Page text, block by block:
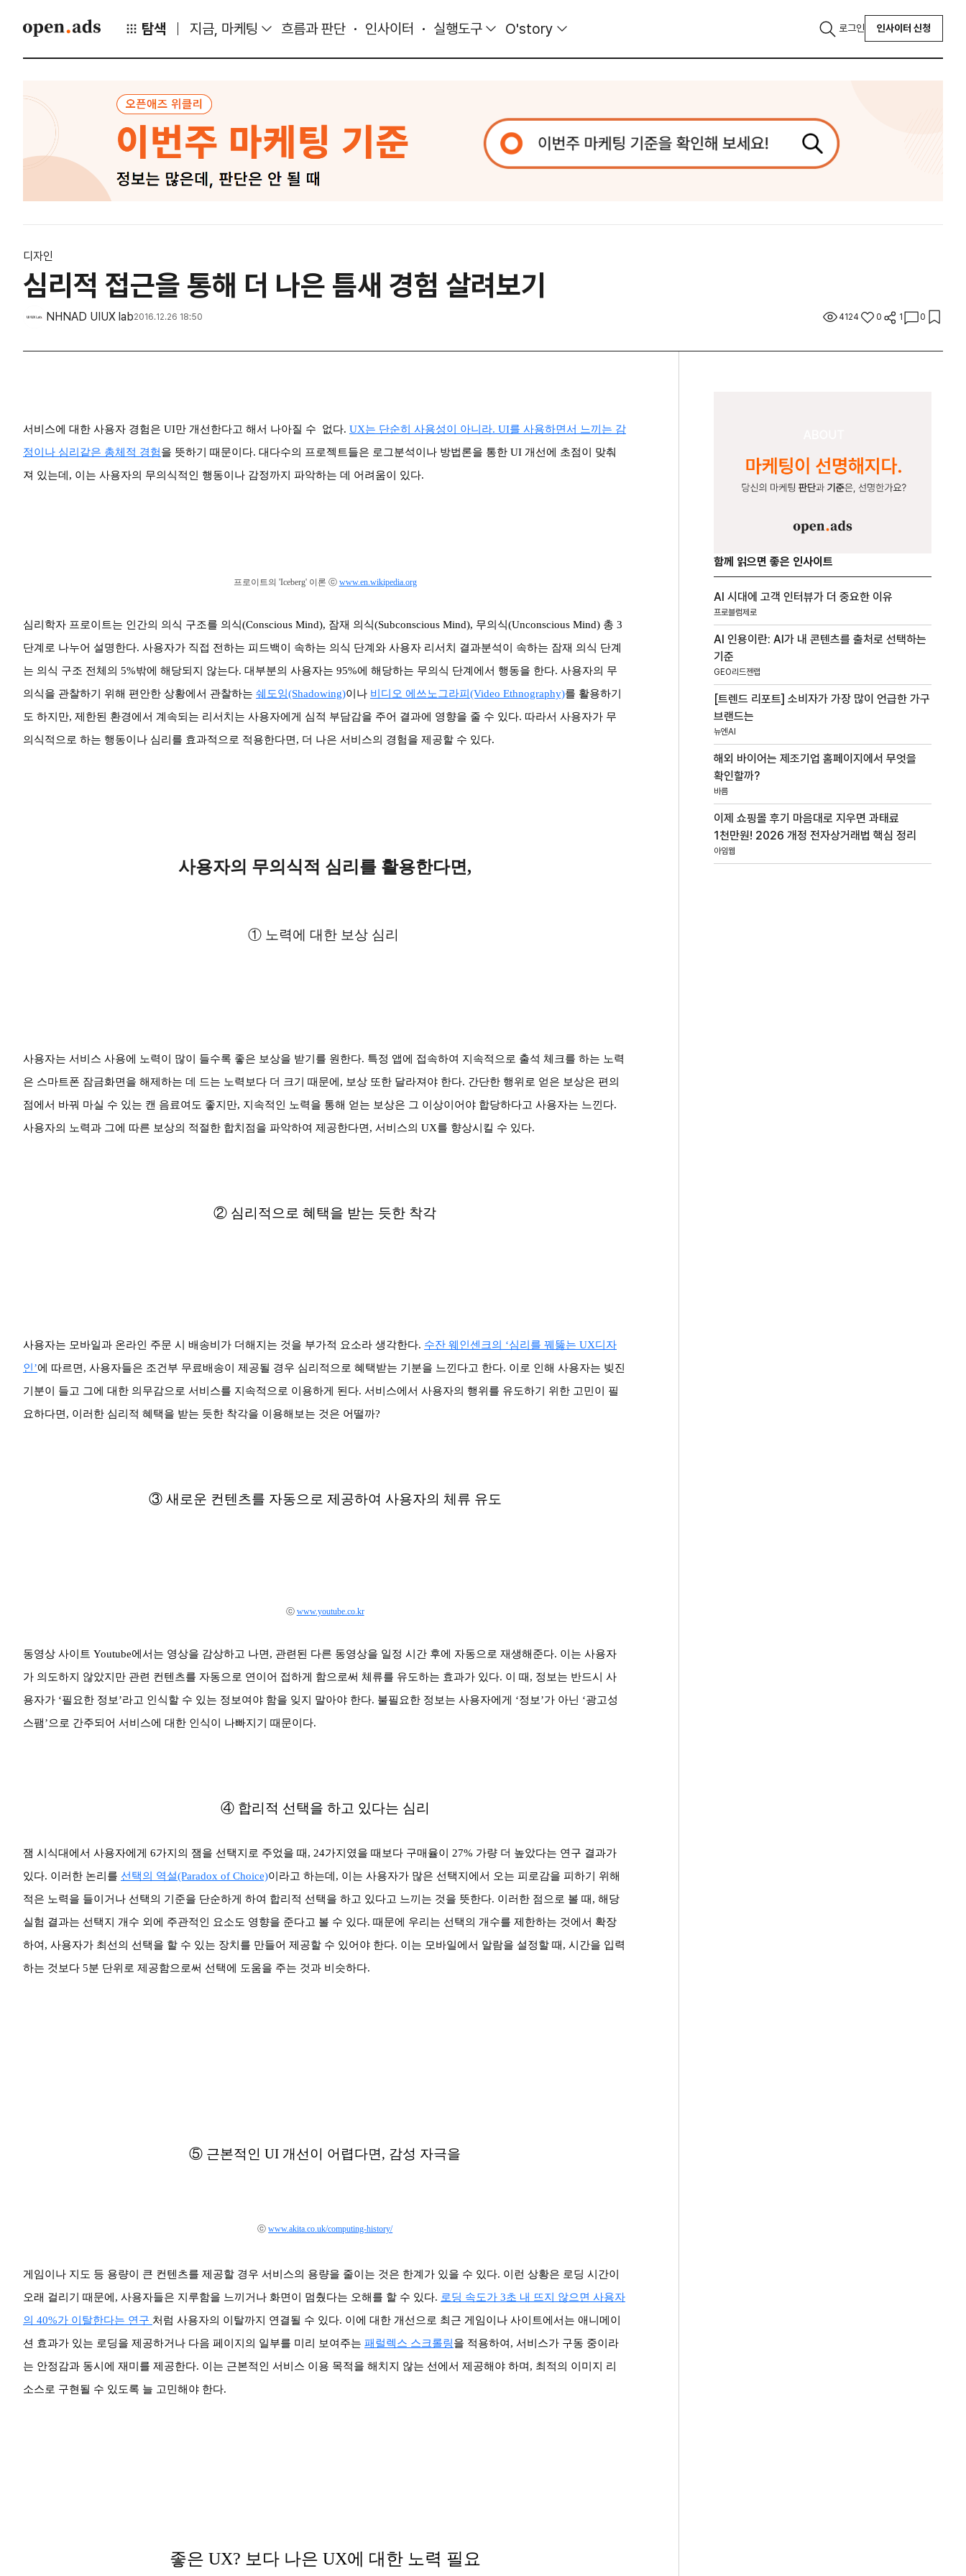
탐색 지금, 마케팅 흐름과 판단 인사이터 실행도구 O'story 로그인 인사이터 신청
디자인
심리적 접근을 통해 더 나은 틈새 경험 살려보기
NHNAD UIUX lab2016.12.26 18:50 4124 0 1 0
서비스에 대한 사용자 경험은 UI만 개선한다고 해서 나아질 수 없다. UX는 단순히 사용성이 아니라. UI를 사용하면서 느끼는 감
정이나 심리같은 총체적 경험을 뜻하기 때문이다. 대다수의 프로젝트들은 로그분석이나 방법론을 통한 UI 개선에 초점이 맞춰
져 있는데, 이는 사용자의 무의식적인 행동이나 감정까지 파악하는 데 어려움이 있다.
프로이트의 'Iceberg' 이론 ⓒ www.en.wikipedia.org
심리학자 프로이트는 인간의 의식 구조를 의식(Conscious Mind), 잠재 의식(Subconscious Mind), 무의식(Unconscious Mind) 총 3
단계로 나누어 설명한다. 사용자가 직접 전하는 피드백이 속하는 의식 단계와 사용자 리서치 결과분석이 속하는 잠재 의식 단계
는 의식 구조 전체의 5%밖에 해당되지 않는다. 대부분의 사용자는 95%에 해당하는 무의식 단계에서 행동을 한다. 사용자의 무
의식을 관찰하기 위해 편안한 상황에서 관찰하는 쉐도잉(Shadowing)이나 비디오 에쓰노그라피(Video Ethnography)를 활용하기
도 하지만, 제한된 환경에서 계속되는 리서치는 사용자에게 심적 부담감을 주어 결과에 영향을 줄 수 있다. 따라서 사용자가 무
의식적으로 하는 행동이나 심리를 효과적으로 적용한다면, 더 나은 서비스의 경험을 제공할 수 있다.
사용자의 무의식적 심리를 활용한다면,
① 노력에 대한 보상 심리
사용자는 서비스 사용에 노력이 많이 들수록 좋은 보상을 받기를 원한다. 특정 앱에 접속하여 지속적으로 출석 체크를 하는 노력
은 스마트폰 잠금화면을 해제하는 데 드는 노력보다 더 크기 때문에, 보상 또한 달라져야 한다. 간단한 행위로 얻은 보상은 편의
점에서 바꿔 마실 수 있는 캔 음료여도 좋지만, 지속적인 노력을 통해 얻는 보상은 그 이상이어야 합당하다고 사용자는 느낀다.
사용자의 노력과 그에 따른 보상의 적절한 합치점을 파악하여 제공한다면, 서비스의 UX를 향상시킬 수 있다.
② 심리적으로 혜택을 받는 듯한 착각
사용자는 모바일과 온라인 주문 시 배송비가 더해지는 것을 부가적 요소라 생각한다. 수잔 웨인센크의 ‘심리를 꿰뚫는 UX디자
인’에 따르면, 사용자들은 조건부 무료배송이 제공될 경우 심리적으로 혜택받는 기분을 느낀다고 한다. 이로 인해 사용자는 빚진
기분이 들고 그에 대한 의무감으로 서비스를 지속적으로 이용하게 된다. 서비스에서 사용자의 행위를 유도하기 위한 고민이 필
요하다면, 이러한 심리적 혜택을 받는 듯한 착각을 이용해보는 것은 어떨까?
③ 새로운 컨텐츠를 자동으로 제공하여 사용자의 체류 유도
ⓒ www.youtube.co.kr
동영상 사이트 Youtube에서는 영상을 감상하고 나면, 관련된 다른 동영상을 일정 시간 후에 자동으로 재생해준다. 이는 사용자
가 의도하지 않았지만 관련 컨텐츠를 자동으로 연이어 접하게 함으로써 체류를 유도하는 효과가 있다. 이 때, 정보는 반드시 사
용자가 ‘필요한 정보’라고 인식할 수 있는 정보여야 함을 잊지 말아야 한다. 불필요한 정보는 사용자에게 ‘정보’가 아닌 ‘광고성
스팸’으로 간주되어 서비스에 대한 인식이 나빠지기 때문이다.
④ 합리적 선택을 하고 있다는 심리
잼 시식대에서 사용자에게 6가지의 잼을 선택지로 주었을 때, 24가지였을 때보다 구매율이 27% 가량 더 높았다는 연구 결과가
있다. 이러한 논리를 선택의 역설(Paradox of Choice)이라고 하는데, 이는 사용자가 많은 선택지에서 오는 피로감을 피하기 위해
적은 노력을 들이거나 선택의 기준을 단순하게 하여 합리적 선택을 하고 있다고 느끼는 것을 뜻한다. 이러한 점으로 볼 때, 해당
실험 결과는 선택지 개수 외에 주관적인 요소도 영향을 준다고 볼 수 있다. 때문에 우리는 선택의 개수를 제한하는 것에서 확장
하여, 사용자가 최선의 선택을 할 수 있는 장치를 만들어 제공할 수 있어야 한다. 이는 모바일에서 알람을 설정할 때, 시간을 입력
하는 것보다 5분 단위로 제공함으로써 선택에 도움을 주는 것과 비슷하다.
⑤ 근본적인 UI 개선이 어렵다면, 감성 자극을
ⓒwww.akita.co.uk/computing-history/
게임이나 지도 등 용량이 큰 컨텐츠를 제공할 경우 서비스의 용량을 줄이는 것은 한계가 있을 수 있다. 이런 상황은 로딩 시간이
오래 걸리기 때문에, 사용자들은 지루함을 느끼거나 화면이 멈췄다는 오해를 할 수 있다. 로딩 속도가 3초 내 뜨지 않으면 사용자
의 40%가 이탈한다는 연구 처럼 사용자의 이탈까지 연결될 수 있다. 이에 대한 개선으로 최근 게임이나 사이트에서는 애니메이
션 효과가 있는 로딩을 제공하거나 다음 페이지의 일부를 미리 보여주는 패럴렉스 스크롤링을 적용하여, 서비스가 구동 중이라
는 안정감과 동시에 재미를 제공한다. 이는 근본적인 서비스 이용 목적을 해치지 않는 선에서 제공해야 하며, 최적의 이미지 리
소스로 구현될 수 있도록 늘 고민해야 한다.
좋은 UX? 보다 나은 UX에 대한 노력 필요
함께 읽으면 좋은 인사이트
AI 시대에 고객 인터뷰가 더 중요한 이유
프로블럼제로
AI 인용이란: AI가 내 콘텐츠를 출처로 선택하는
기준
GEO리드젠랩
[트렌드 리포트] 소비자가 가장 많이 언급한 가구
브랜드는
뉴엔AI
해외 바이어는 제조기업 홈페이지에서 무엇을
확인할까?
바름
이제 쇼핑몰 후기 마음대로 지우면 과태료
1천만원! 2026 개정 전자상거래법 핵심 정리
아임웹